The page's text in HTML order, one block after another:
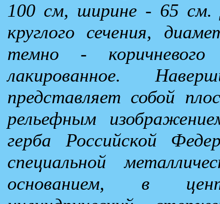
100 см, ширине - 65 см.
круглого сечения,
темно - коричневого
лакированное.
представляет собой
рельефным
герба Российской
специальной
основанием, в